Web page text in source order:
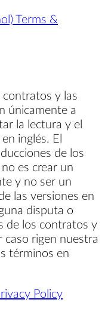
Terms &
contratos y las
únicamente a
la lectura y el
inglés. El
de los
es crear un
y no ser un
las versiones en
disputa o
de los contratos y
caso rigen nuestra
términos en
Policy